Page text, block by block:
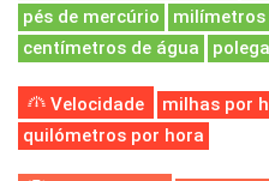
pés de mercúrio
milímetros
centímetros de água
Velocidade milhas por
quilómetros por hora